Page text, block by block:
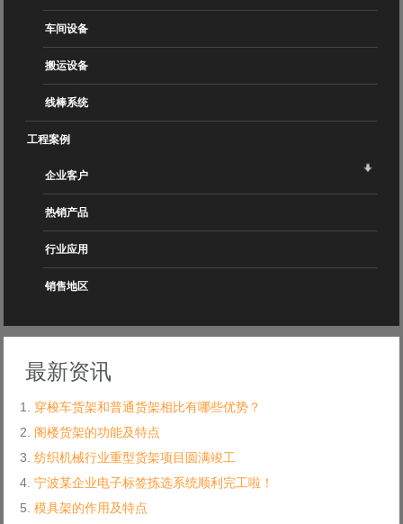
车间设备
搬运设备
线棒系统
工程案例
企业客户
热销产品
行业应用
销售地区
最新资讯
穿梭车货架和普通货架相比有哪些优势？
阁楼货架的功能及特点
纺织机械行业重型货架项目圆满竣工
宁波某企业电子标签拣选系统顺利完工啦！
模具架的作用及特点